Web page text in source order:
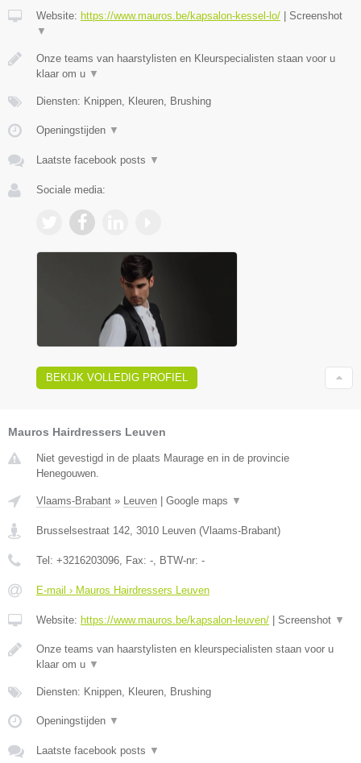
Website: https://www.mauros.be/kapsalon-kessel-lo/ | Screenshot
▼
Onze teams van haarstylisten en Kleurspecialisten staan voor u
klaar om u ▼
Diensten: Knippen, Kleuren, Brushing
Openingstijden ▼
Laatste facebook posts ▼
Sociale media:
BEKIJK VOLLEDIG PROFIEL
Mauros Hairdressers Leuven
Niet gevestigd in de plaats Maurage en in de provincie
Henegouwen.
Vlaams-Brabant » Leuven | Google maps ▼
Brusselsestraat 142 3010 Leuven (Vlaams-Brabant)
Tel: +3216203096 , Fax: - , BTW-nr: -
E-mail › Mauros Hairdressers Leuven
Website: https://www.mauros.be/kapsalon-leuven/ | Screenshot ▼
Onze teams van haarstylisten en kleurspecialisten staan voor u
klaar om u ▼
Diensten: Knippen, Kleuren, Brushing
Openingstijden ▼
Laatste facebook posts ▼